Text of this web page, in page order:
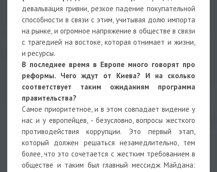
девальвация гривни, резкое падение покупательной
способности в связи с этим, учитывая долю импорта
на рынке, и огромное напряжение в обществе в связи
с трагедией на востоке, которая отнимает и жизни,
и ресурсы.
В последнее время в Европе много говорят про
реформы. Чего ждут от Киева? И на сколько
соответствует таким ожиданиям программа
правительства?
Самое приоритетное, и в этом совпадает видение у
нас и у европейцев, - безусловно, вопросы жесткого
противодействия коррупции. Это первый этап,
который должен решаться незамедлительно, тем
более, что это сочетается с жестким требованием в
обществе и таким был главный мессидж Майдана: